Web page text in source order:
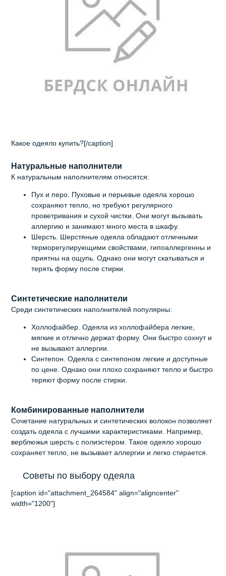
Какое одеяло купить?[/caption]
Натуральные наполнители
К натуральным наполнителям относятся:
Пух и перо. Пуховые и перьевые одеяла хорошо
сохраняют тепло, но требуют регулярного
проветривания и сухой чистки. Они могут вызывать
аллергию и занимают много места в шкафу.
Шерсть. Шерстяные одеяла обладают отличными
терморегулирующими свойствами, гипоаллергенны и
приятны на ощупь. Однако они могут скатываться и
терять форму после стирки.
Синтетические наполнители
Среди синтетических наполнителей популярны:
Холлофайбер. Одеяла из холлофайбера легкие,
мягкие и отлично держат форму. Они быстро сохнут и
не вызывают аллергии.
Синтепон. Одеяла с синтепоном легкие и доступные
по цене. Однако они плохо сохраняют тепло и быстро
теряют форму после стирки.
Комбинированные наполнители
Сочетание натуральных и синтетических волокон позволяет
создать одеяла с лучшими характеристиками. Например,
верблюжья шерсть с полиэстером. Такое одеяло хорошо
сохраняет тепло, не вызывает аллергии и легко стирается.
Советы по выбору одеяла
[caption id="attachment_264584" align="aligncenter"
width="1200"]